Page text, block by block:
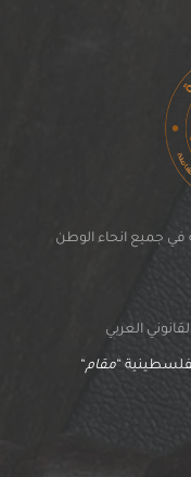
في جميع انحاء الوطن
العربي
“مقام“